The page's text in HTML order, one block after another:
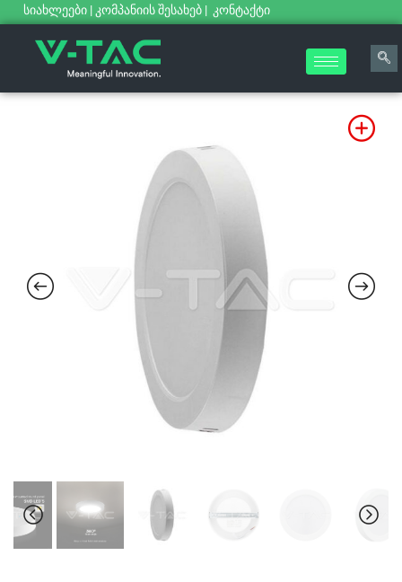
სიახლეები | კომპანიის შესახებ | კონტაქტი